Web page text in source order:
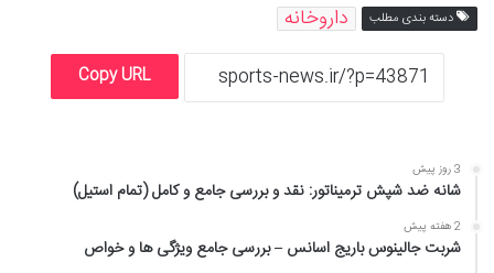
دسته بندی مطلب داروخانه
Copy URL
3 روز پیش
شانه ضد شپش ترمیناتور: نقد و بررسی جامع و کامل (تمام استیل)
2 هفته پیش
شربت جالینوس باریج اسانس – بررسی جامع ویژگی ها و خواص